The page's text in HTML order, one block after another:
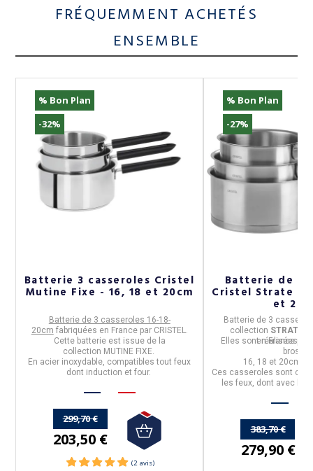
FRÉQUEMMENT ACHETÉS
ENSEMBLE
% Bon Plan
-32%
Batterie 3 casseroles Cristel
Mutine Fixe - 16, 18 et 20cm
Batterie de 3 casseroles 16-18-
20cm fabriquées en Francepar CRISTEL.
Cette batterie est issue de la
collection MUTINE FIXE.
En acier inoxydable, compatibles tout feux
dont induction et four.
299,70 €
203,50 €
% Bon Plan
-27%
Batterie de 3
Cristel Strate
et
Batterie de 3
collection STRATE
enFrance
Elles sont réalisées en
brossé.
16, 18 et 20cm
Ces casseroles sont
les feux, dont avec
383,70 €
279,90 €